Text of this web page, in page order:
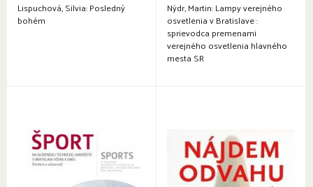
Lispuchová, Silvia: Posledný
bohém
Nýdr, Martin: Lampy verejného
osvetlenia v Bratislave :
sprievodca premenami
verejného osvetlenia hlavného
mesta SR